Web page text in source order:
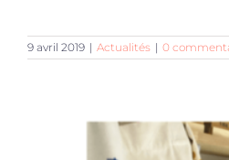
9 avril 2019 | Actualités | 0